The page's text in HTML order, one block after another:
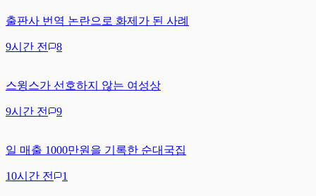
출판사 번역 논란으로 화제가 된 사례
9시간 전 8
스윙스가 선호하지 않는 여성상
9시간 전 9
일 매출 1000만원을 기록한 순대국집
10시간 전 1